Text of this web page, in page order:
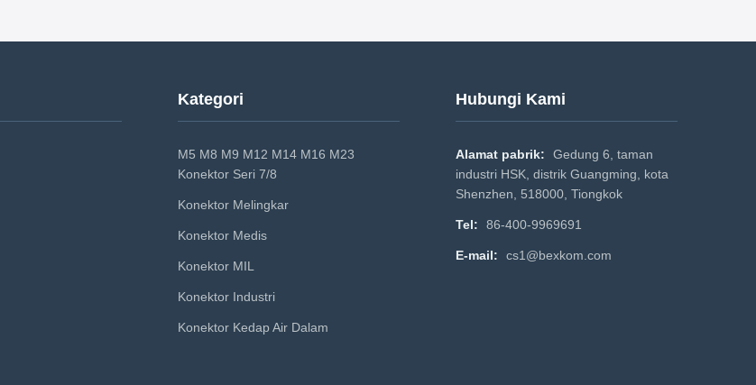
Kategori
M5 M8 M9 M12 M14 M16 M23
Konektor Seri 7/8
Konektor Melingkar
Konektor Medis
Konektor MIL
Konektor Industri
Konektor Kedap Air Dalam
Hubungi Kami
Alamat pabrik:
Gedung 6, taman
industri HSK, distrik Guangming, kota
Shenzhen, 518000, Tiongkok
Tel: 86-400-9969691
E-mail: cs1@bexkom.com